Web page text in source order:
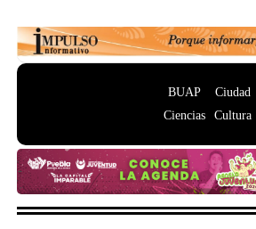
BUAP
Ciencias
Ciudad
Cultura